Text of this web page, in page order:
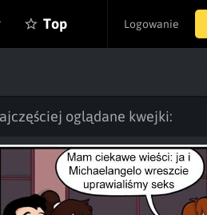
Logowanie
Top
oglądane kwejki: